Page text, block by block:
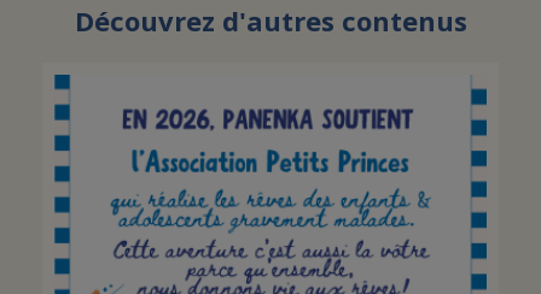
Découvrez d'autres contenus